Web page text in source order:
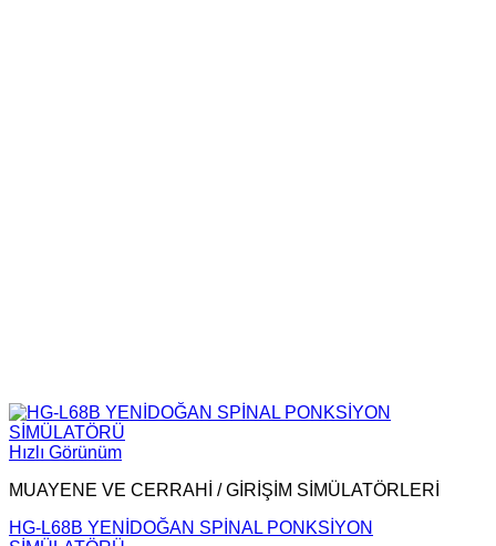
Hızlı Görünüm
MUAYENE VE CERRAHİ / GİRİŞİM SİMÜLATÖRLERİ
HG-L68B YENİDOĞAN SPİNAL PONKSİYON